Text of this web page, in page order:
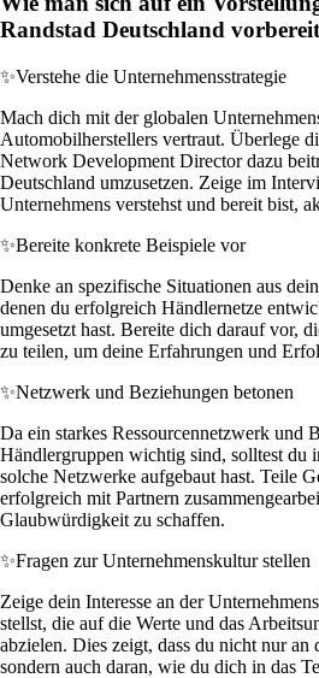
Randstad Deutschland
✨Verstehe die Unternehmensstrategie
Mach dich mit der globalen
Automobilherstellers vertraut. Überlege
Network Development Director dazu
Deutschland umzusetzen. Zeige im
Unternehmens verstehst und bereit bist,
✨Bereite konkrete Beispiele vor
Denke an spezifische Situationen aus
denen du erfolgreich Händlernetze
umgesetzt hast. Bereite dich darauf vor,
zu teilen, um deine Erfahrungen und
✨Netzwerk und Beziehungen betonen
Da ein starkes Ressourcennetzwerk und
Händlergruppen wichtig sind, solltest du
solche Netzwerke aufgebaut hast. Teile
erfolgreich mit Partnern
Glaubwürdigkeit zu schaffen.
✨Fragen zur Unternehmenskultur stellen
Zeige dein Interesse an der
stellst, die auf die Werte und das
abzielen. Dies zeigt, dass du nicht nur an
sondern auch daran, wie du dich in das